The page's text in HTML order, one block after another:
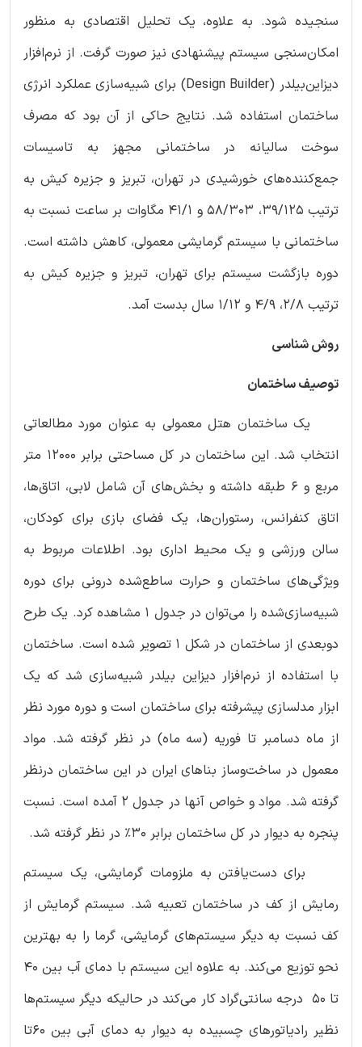
سنجیده شود. به علاوه، یک تحلیل اقتصادی به منظور
امکان‌سنجی سیستم پیشنهادی نیز صورت گرفت. از نرم‌افزار
دیزاین‌بیلدر (Design Builder) برای شبیه‌سازی عملکرد انرژی
ساختمان استفاده شد. نتایج حاکی از آن بود که مصرف
سوخت سالیانه در ساختمانی مجهز به تاسیسات
جمع‌کننده‌های خورشیدی در تهران، تبریز و جزیره کیش به
ترتیب 39/125، 58/303 و 41/1 مگاوات بر ساعت نسبت به
ساختمانی با سیستم گرمایشی معمولی، کاهش داشته است.
دوره بازگشت سیستم برای تهران، تبریز و جزیره کیش به
ترتیب 2/8، 4/9 و 1/12 سال بدست آمد.
روش‌ شناسی
توصیف ساختمان
یک ساختمان هتل معمولی به عنوان مورد مطالعاتی
انتخاب شد. این ساختمان در کل مساحتی برابر 12000 متر
مربع و 6 طبقه داشته و بخش‌های آن شامل لابی، اتاق‌ها،
اتاق کنفرانس، رستوران‌ها، یک فضای بازی برای کودکان،
سالن ورزشی و یک محیط اداری بود. اطلاعات مربوط به
ویژگی‌های ساختمان و حرارت ساطع‌شده درونی برای دوره
شبیه‌سازی‌شده را می‌توان در جدول 1 مشاهده کرد. یک طرح
دوبعدی از ساختمان در شکل 1 تصویر شده است. ساختمان
با استفاده از نرم‌افزار دیزاین بیلدر شبیه‌سازی شد که یک
ابزار مدلسازی پیشرفته برای ساختمان است و دوره مورد نظر
از ماه دسامبر تا فوریه (سه ماه) در نظر گرفته شد. مواد
معمول در ساخت‌وساز بناهای ایران در این ساختمان درنظر
گرفته شد. مواد و خواص آنها در جدول 2 آمده است. نسبت
پنجره به دیوار در کل ساختمان برابر 30% در نظر گرفته شد.
برای دست‌یافتن به ملزومات گرمایشی، یک سیستم
رمایش از کف در ساختمان تعبیه شد. سیستم گرمایش از
کف نسبت به دیگر سیستم‌های گرمایشی، گرما را به بهترین
نحو توزیع می‌کند. به علاوه این سیستم با دمای آب بین 40
تا 50 درجه سانتی‌گراد کار می‌کند در حالیکه دیگر سیستم‌ها
نظیر رادیاتورهای چسبیده به دیوار به دمای آبی بین 60تا